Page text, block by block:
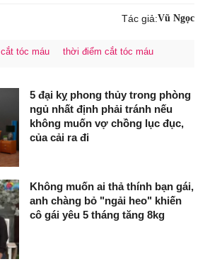
Tác giả:Vũ Ngọc
cắt tóc máu thời điểm cắt tóc máu
5 đại kỵ phong thủy trong phòng
ngủ nhất định phải tránh nếu
không muốn vợ chồng lục đục,
của cải ra đi
Không muốn ai thả thính bạn gái,
anh chàng bỏ "ngải heo" khiến
cô gái yêu 5 tháng tăng 8kg